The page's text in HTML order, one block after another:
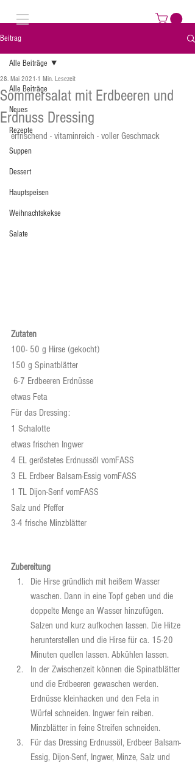
Beitrag
Alle Beiträge
Neues
Rezepte
Suppen
Dessert
Hauptspeisen
Weihnachtskekse
Salate
Alle Beiträge
Sommersalat mit Erdbeeren und
Erdnuss Dressing
28. Mai 2021 1 Min. Lesezeit
erfrischend - vitaminreich - voller Geschmack
Zutaten
100- 50 g Hirse (gekocht)
150 g Spinatblätter
6-7 Erdbeeren Erdnüsse
etwas Feta
Für das Dressing:
1 Schalotte
etwas frischen Ingwer
4 EL geröstetes Erdnussöl vomFASS
3 EL Erdbeer Balsam-Essig vomFASS
1 TL Dijon-Senf vomFASS
Salz und Pfeffer
3-4 frische Minzblätter
Zubereitung
Die Hirse gründlich mit heißem Wasser
waschen. Dann in eine Topf geben und die
doppelte Menge an Wasser hinzufügen.
Salzen und kurz aufkochen lassen. Die Hitze
herunterstellen und die Hirse für ca. 15-20
Minuten quellen lassen. Abkühlen lassen.
In der Zwischenzeit können die Spinatblätter
und die Erdbeeren gewaschen werden.
Erdnüsse kleinhacken und den Feta in
Würfel schneiden. Ingwer fein reiben.
Minzblätter in feine Streifen schneiden.
Für das Dressing Erdnussöl, Erdbeer Balsam-
Essig, Dijon-Senf, Ingwer, Minze, Salz und